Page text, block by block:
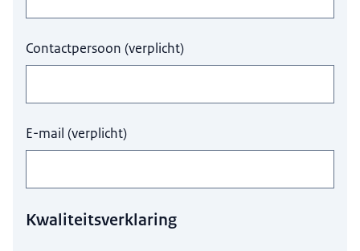
Contactpersoon (verplicht)
E-mail (verplicht)
Kwaliteitsverklaring